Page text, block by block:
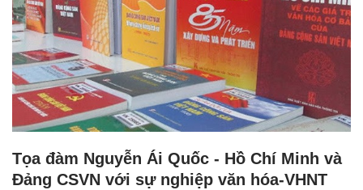
Tọa đàm Nguyễn Ái Quốc - Hồ Chí Minh và
Đảng CSVN với sự nghiệp văn hóa-VHNT